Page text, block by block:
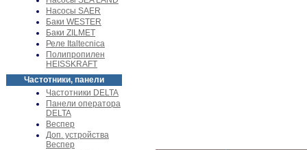
Насосы SAER
Баки WESTER
Баки ZILMET
Реле Italtecnica
Полипропилен
HEISSKRAFT
Частотники, панели
Частотники DELTA
Панели оператора
DELTA
Веспер
Доп. устройства
Веспер